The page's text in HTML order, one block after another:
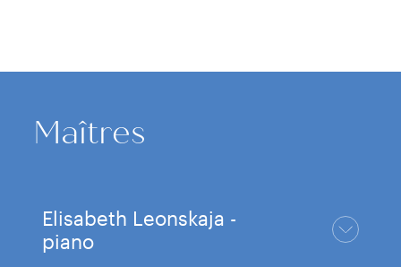
Maîtres
Elisabeth Leonskaja -
piano